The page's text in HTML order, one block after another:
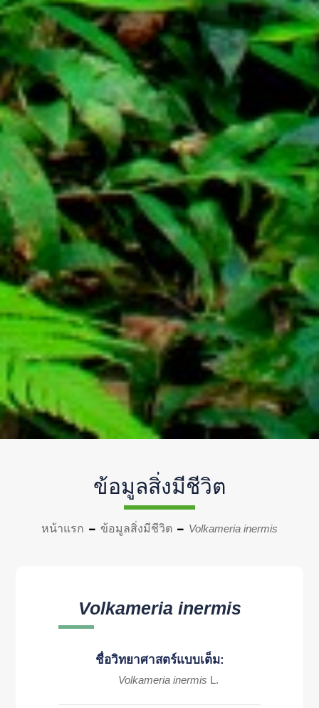
ข้อมูลสิ่งมีชีวิต
หน้าแรก ข้อมูลสิ่งมีชีวิต Volkameria inermis
Volkameria inermis
ชื่อวิทยาศาสตร์แบบเต็ม:
Volkameria inermis L.